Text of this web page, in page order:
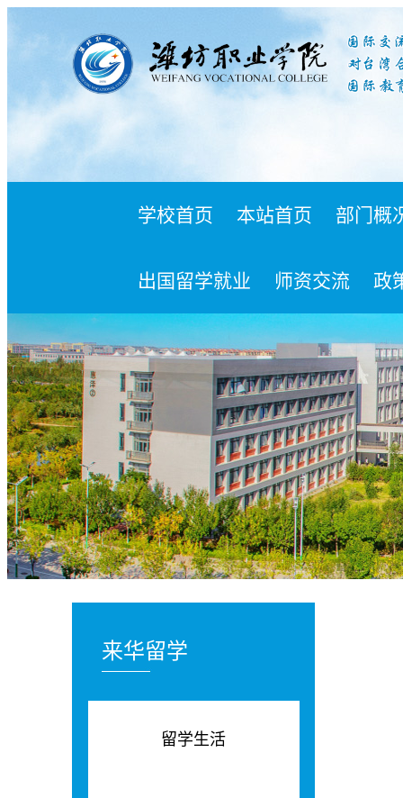
学校首页 本站首页 部门概
出国留学就业 师资交流 政
来华留学
留学生活